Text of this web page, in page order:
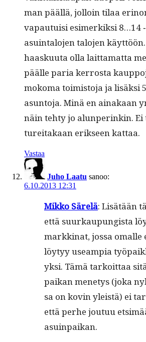
man pääl­lä, jol­loin tilaa
vapau­tu­isi esimerkik­si 8…14
asuin­talo­jen talo­jen
haasku­u­ta olla lait­ta­mat­ta
päälle paria ker­rosta
moko­ma toimis­to­ja ja lisäk­si
asun­to­ja. Minä en ainakaan
näin tehty jo alun­perinkin.
ture­itakaan erik­seen kattaa.
Vastaa
Juho Laatu sanoo:
6.10.2013 12:31
Mikko Särelä: Lisätään
että suurkaupungista
markki­nat, jos­sa oma­lle
löy­tyy use­ampia
yksi. Tämä tarkoit­taa
paikan mene­tys (joka
sa on kovin yleistä) ei
että per­he joutuu
asuinpaikan.